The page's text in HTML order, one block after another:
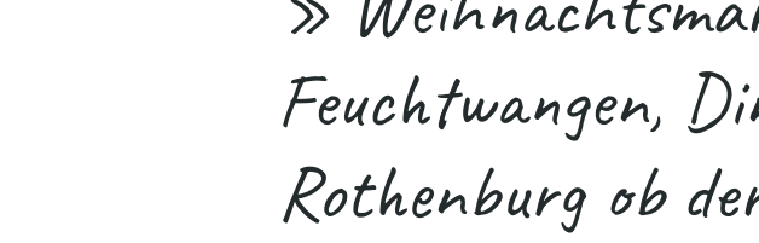
Feuchtwangen,
Rothenburg ob